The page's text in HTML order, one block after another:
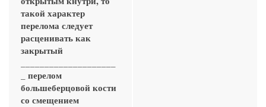
такой характер
перелома следует
расценивать как
закрытый
_ перелом
большеберцовой кости
со смещением